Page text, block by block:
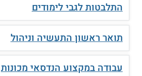
התלבטות לגבי לימודים
תואר ראשון התעשיה וניהול
עבודה במקצוע הנדסאי מכונות